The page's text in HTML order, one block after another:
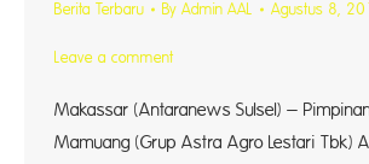
Berita Terbaru By Admin AAL Agustus 8,
Leave a comment
Makassar (Antaranews Sulsel) –
Mamuang (Grup Astra Agro Lestari Tbk)